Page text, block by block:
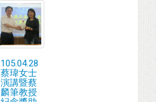
105.04.28
蔡瑋女士
演講暨蔡
麟筆教授